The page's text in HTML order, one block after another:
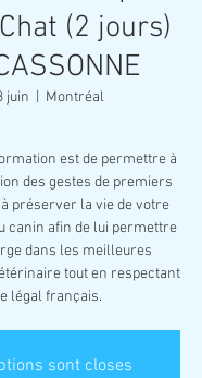
(2 jours)
juin Montréal
est de permettre à
des gestes de premiers
préserver la vie de votre
canin afin de lui permettre
dans les meilleures
tout en respectant
sont closes